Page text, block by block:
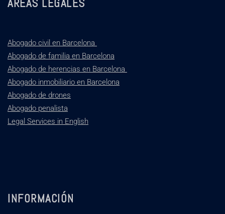
ÁREAS LEGALES
Abogado civil en Barcelona
Abogado de familia en Barcelona
Abogado de herencias en Barcelona
Abogado inmobiliario en Barcelona
Abogado de drones
Abogado penalista
Legal Services in English
INFORMACIÓN